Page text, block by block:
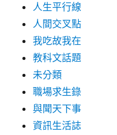
人生平行線
人間交叉點
我吃故我在
教科文話題
未分類
職場求生錄
與聞天下事
資訊生活誌